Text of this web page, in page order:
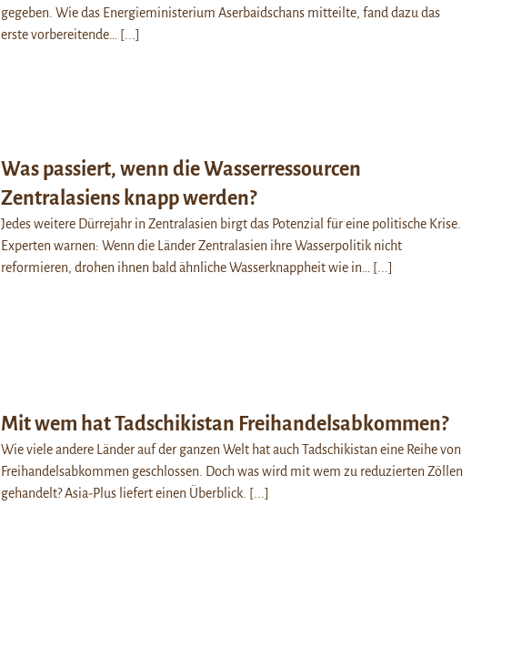
gegeben. Wie das Energieministerium Aserbaidschans mitteilte, fand dazu das
erste vorbereitende…
[...]
Was passiert, wenn die Wasserressourcen
Zentralasiens knapp werden?
Jedes weitere Dürrejahr in Zentralasien birgt das Potenzial für eine politische Krise.
Experten warnen: Wenn die Länder Zentralasien ihre Wasserpolitik nicht
reformieren, drohen ihnen bald ähnliche Wasserknappheit wie in…
[...]
Mit wem hat Tadschikistan Freihandelsabkommen?
Wie viele andere Länder auf der ganzen Welt hat auch Tadschikistan eine Reihe von
Freihandelsabkommen geschlossen. Doch was wird mit wem zu reduzierten Zöllen
gehandelt? Asia-Plus liefert einen Überblick. [...]